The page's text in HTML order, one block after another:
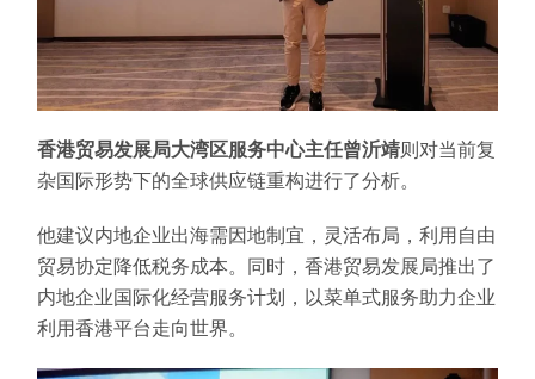
香港贸易发展局大湾区服务中心主任曾沂靖则对当前复
杂国际形势下的全球供应链重构进行了分析。
他建议内地企业出海需因地制宜，灵活布局，利用自由
贸易协定降低税务成本。同时，香港贸易发展局推出了
内地企业国际化经营服务计划，以菜单式服务助力企业
利用香港平台走向世界。